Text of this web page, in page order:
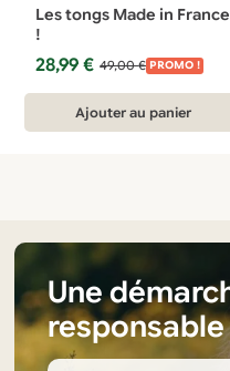
Les tongs Made in France
!
49,00€
Le
initial
était :
28,99€
Le
actuel
est :
PROMO !
Ajouter au panier
Une
responsable